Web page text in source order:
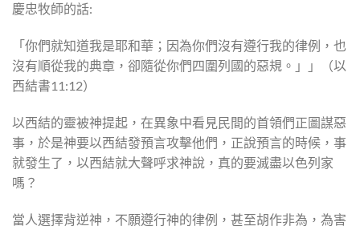
慶忠牧師的話:
「你們就知道我是耶和華；因為你們沒有遵行我的律例，也
沒有順從我的典章，卻隨從你們四圍列國的惡規。」」（以
西結書11:12）
以西結的靈被神提起，在異象中看見民間的首領們正圖謀惡
事，於是神要以西結發預言攻擊他們，正說預言的時候，事
就發生了，以西結就大聲呼求神說，真的要滅盡以色列家
嗎？
當人選擇背逆神，不願遵行神的律例，甚至胡作非為，為害